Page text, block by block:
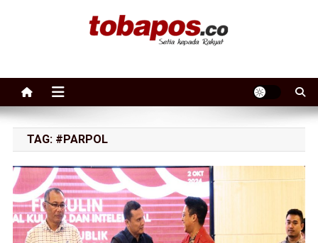
TAG: #PARPOL